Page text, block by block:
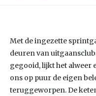
Met de ingezette
deuren van
gegooid, lijkt het alweer
ons op puur de eigen
teruggeworpen. De